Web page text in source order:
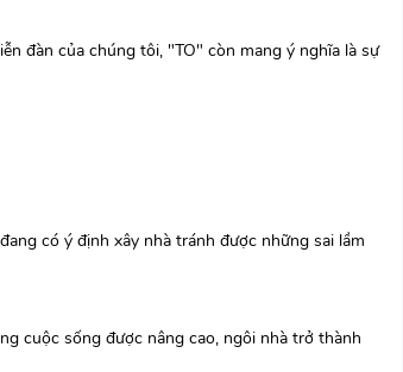
đàn của chúng tôi, "TO" còn mang ý nghĩa là sự
có ý định xây nhà tránh được những sai lầm
cuộc sống được nâng cao, ngôi nhà trở thành